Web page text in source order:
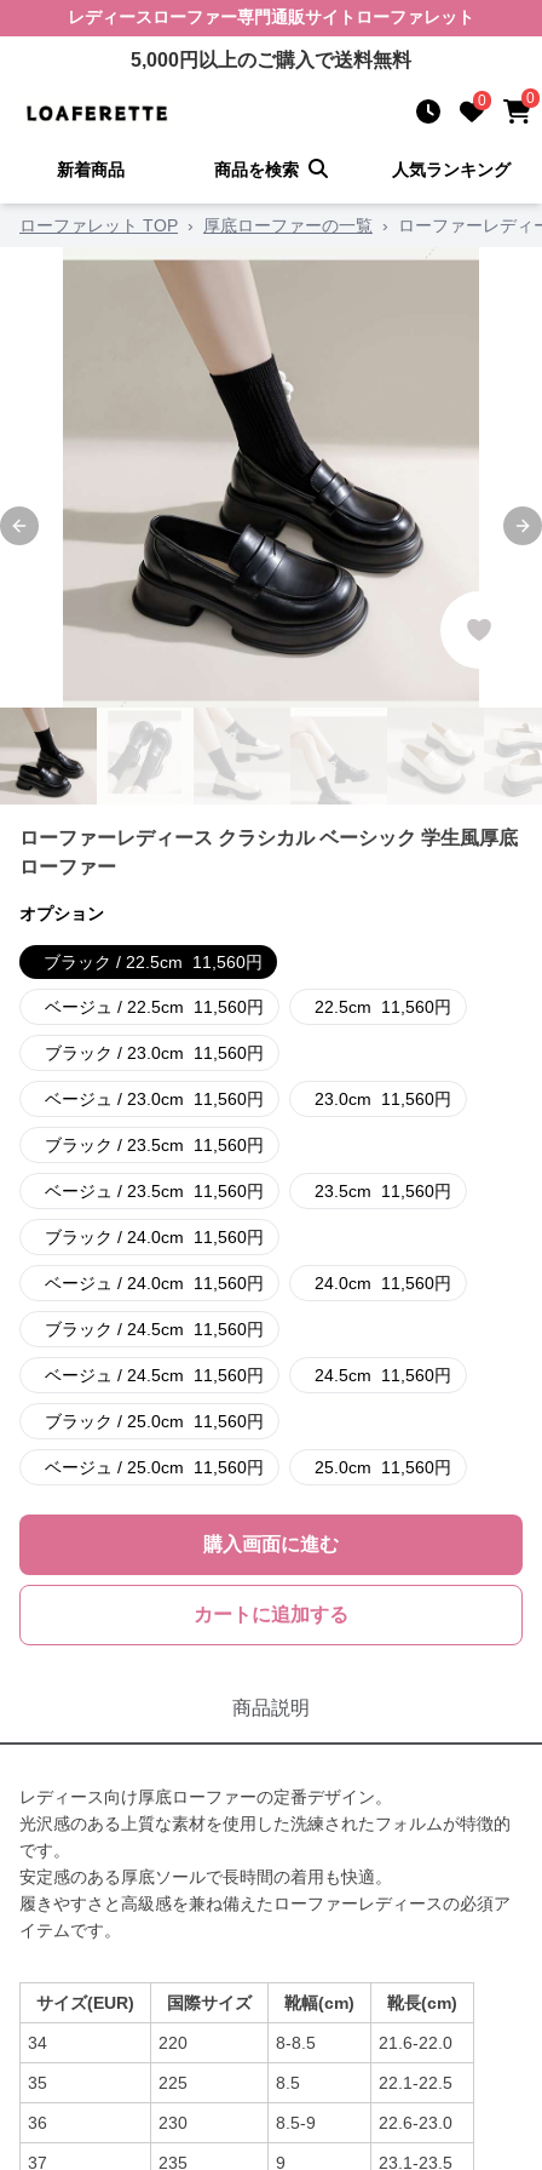
レディースローファー専門通販サイト ローファレット
5,000円以上のご購入で送料無料
0 0
新着商品 商品を検索 人気ランキング
ローファレット TOP › 厚底ローファーの一覧 › ローファーレディ
Previous slide
ローファーレディース クラシカル ベーシック 学生風厚底
ローファー
オプション
ブラック / 22.5cm 11,560円
ベージュ / 22.5cm 11,560円 22.5cm 11,560円
ブラック / 23.0cm 11,560円
ベージュ / 23.0cm 11,560円 23.0cm 11,560円
ブラック / 23.5cm 11,560円
ベージュ / 23.5cm 11,560円 23.5cm 11,560円
ブラック / 24.0cm 11,560円
ベージュ / 24.0cm 11,560円 24.0cm 11,560円
ブラック / 24.5cm 11,560円
ベージュ / 24.5cm 11,560円 24.5cm 11,560円
ブラック / 25.0cm 11,560円
ベージュ / 25.0cm 11,560円 25.0cm 11,560円
購入画面に進む
カートに追加する
商品説明
レディース向け厚底ローファーの定番デザイン。
光沢感のある上質な素材を使用した洗練されたフォルムが特徴的
です。
安定感のある厚底ソールで長時間の着用も快適。
履きやすさと高級感を兼ね備えたローファーレディースの必須ア
イテムです。
サイズ(EUR) 国際サイズ 靴幅(cm) 靴長(cm)
34 220 8-8.5 21.6-22.0
35 225 8.5 22.1-22.5
36 230 8.5-9 22.6-23.0
37 235 9 23.1-23.5